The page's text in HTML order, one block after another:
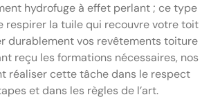
hydrofuge à effet perlant ; ce type
respirer la tuile qui recouvre votre toit
durablement vos revêtements toiture
reçu les formations nécessaires, nos
réaliser cette tâche dans le respect
et dans les règles de l’art.